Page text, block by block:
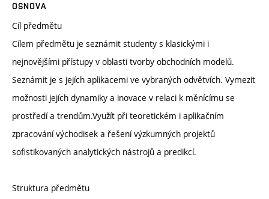
OSNOVA
Cíl předmětu
Cílem předmětu je seznámit studenty s klasickými i
nejnovějšími přístupy v oblasti tvorby obchodních modelů.
Seznámit je s jejích aplikacemi ve vybraných odvětvích. Vymezit
možnosti jejích dynamiky a inovace v relaci k měnícímu se
prostředí a trendům.Využít při teoretickém i aplikačním
zpracování východisek a řešení výzkumných projektů
sofistikovaných analytických nástrojů a predikcí.
Struktura předmětu